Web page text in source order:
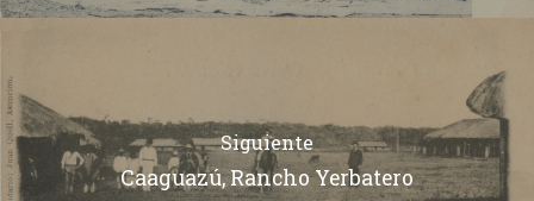
Siguiente
Caaguazú, Rancho Yerbatero